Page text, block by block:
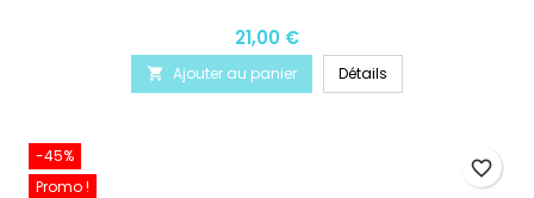
21,00 €
 Ajouter au panier Détails
-45%
Promo !
favorite_border